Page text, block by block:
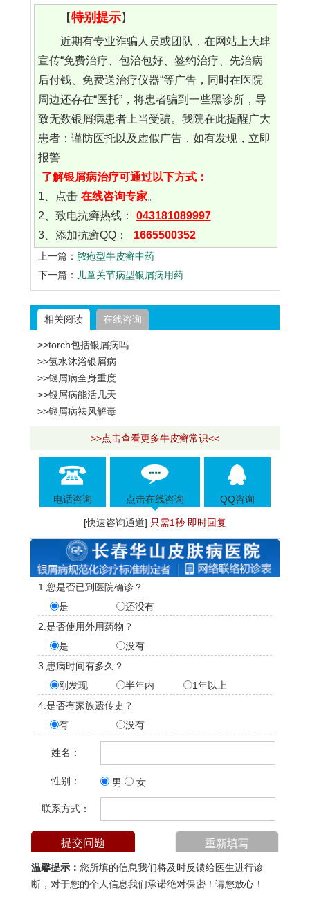
【特别提示】
近期有专业诈骗人员或团队，在网站上大肆
宣传“免费治疗、包治包好、签约治疗、先治病
后付钱、免费送治疗仪器“等广告，同时在医院
周边还存在“医托”，将患者骗到一些黑诊所，导
致无数银屑病患者上当受骗。我院在此提醒广大
患者：谨防医托以及虚假广告，如有发现，立即
报警
了解银屑病治疗可通过以下方式：
1、点击 在线咨询专家。
2、致电抗癣热线：
043181089997
3、添加抗癣QQ：
1665500352
上一篇： 脓疱型牛皮癣中药
下一篇： 儿童关节病型银屑病用药
相关阅读 在线咨询
>>torch包括银屑病吗
>>氢水沐浴银屑病
>>银屑病全身重度
>>银屑病能活几天
>>银屑病祛风解毒
>>点击查看更多牛皮癣常识<<
电话咨询 点击在线咨询 QQ咨询
[快速咨询通道] 只需1秒 即时回复
1.您是否已到医院确诊？
是
还没有
2.是否使用外用药物？
是
没有
3.患病时间有多久？
刚发现
半年内
1年以上
4.是否有家族遗传史？
有
没有
姓名：
性别： 男 女
联系方式：
温馨提示： 您所填的信息我们将及时反馈给医生进行诊
断，对于您的个人信息我们承诺绝对保密！请您放心！